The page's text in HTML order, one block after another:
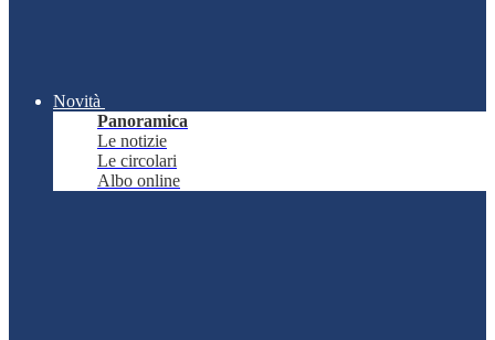
Novità
Panoramica
Le notizie
Le circolari
Albo online